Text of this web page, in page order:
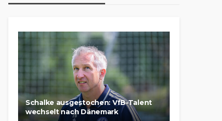
Schalke ausgestochen: VfB-Talent
wechselt nach Dänemark